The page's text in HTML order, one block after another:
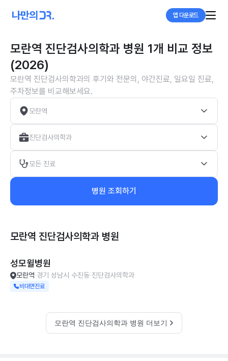
앱 다운로드
모란역 진단검사의학과 병원 1개 비교 정보
(2026)
모란역 진단검사의학과의 후기와 전문의, 야간진료, 일요일 진료,
주차정보를 비교해보세요.
모란역
진단검사의학과
모든 진료
병원 조회하기
모란역 진단검사의학과 병원
성모윌병원
모란역 경기 성남시 수진동 진단검사의학과
비대면진료
모란역 진단검사의학과 병원 더보기